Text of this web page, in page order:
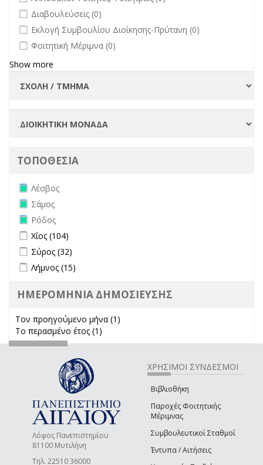
undefined
Διαβουλεύσεις (0)
undefined
Εκλογή Συμβουλίου Διοίκησης-Πρύτανη (0)
undefined
Φοιτητική Μέριμνα (0)
Show more
ΤΟΠΟΘΕΣΙΑ
Remove Λέσβος filter
Λέσβος
Remove Σάμος filter
Σάμος
Remove Ρόδος filter
Ρόδος
Apply Χίος filter
Χίος (104)
Apply Σύρος filter
Σύρος (32)
Apply Λήμνος filter
Λήμνος (15)
ΗΜΕΡΟΜΗΝΙΑ ΔΗΜΟΣΙΕΥΣΗΣ
Τον προηγούμενο μήνα (1)
Το περασμένο έτος (1)
Λόφος Πανεπιστημίου
81100 Μυτιλήνη
Τηλ. 22510 36000
ΧΡΗΣΙΜΟΙ ΣΥΝΔΕΣΜΟΙ
Βιβλιοθήκη
Παροχές Φοιτητικής
Μέριμνας
Συμβουλευτικοί Σταθμοί
Έντυπα / Αιτήσεις